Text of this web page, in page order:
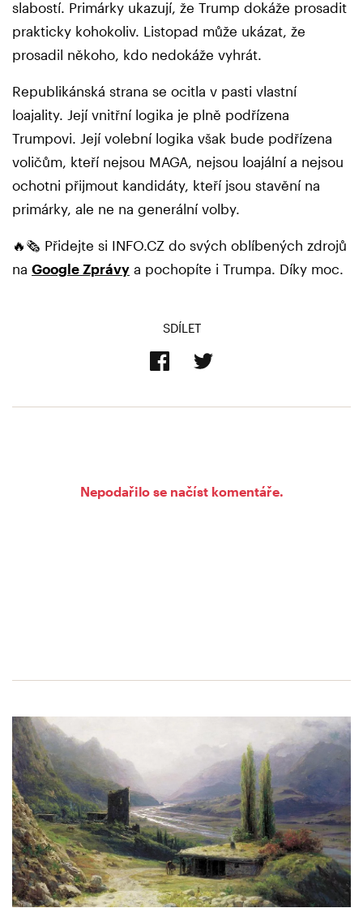
slabostí. Primárky ukazují, že Trump dokáže prosadit
prakticky kohokoliv. Listopad může ukázat, že
prosadil někoho, kdo nedokáže vyhrát.
Republikánská strana se ocitla v pasti vlastní
loajality. Její vnitřní logika je plně podřízena
Trumpovi. Její volební logika však bude podřízena
voličům, kteří nejsou MAGA, nejsou loajální a nejsou
ochotni přijmout kandidáty, kteří jsou stavění na
primárky, ale ne na generální volby.
🔥🗞️ Přidejte si INFO.CZ do svých oblíbených zdrojů
na Google Zprávy a pochopíte i Trumpa. Díky moc.
SDÍLET
Nepodařilo se načíst komentáře.